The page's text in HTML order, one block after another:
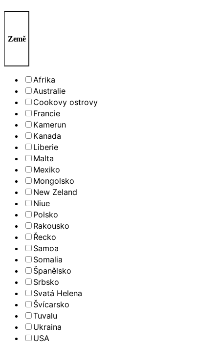
Země
Afrika
Australie
Cookovy ostrovy
Francie
Kamerun
Kanada
Liberie
Malta
Mexiko
Mongolsko
New Zeland
Niue
Polsko
Rakousko
Řecko
Samoa
Somalia
Španělsko
Srbsko
Svatá Helena
Švícarsko
Tuvalu
Ukraina
USA